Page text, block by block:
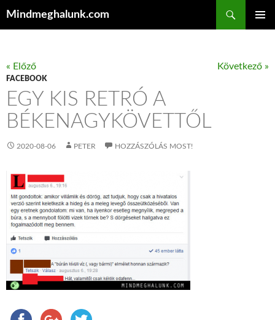
Mindmeghalunk.com
« Előző Következő »
FACEBOOK
EGY KIS RETRÓ A
BÉKENAGYKÖVETTŐL
2020-08-06 PETER HOZZÁSZÓLÁS MOST!